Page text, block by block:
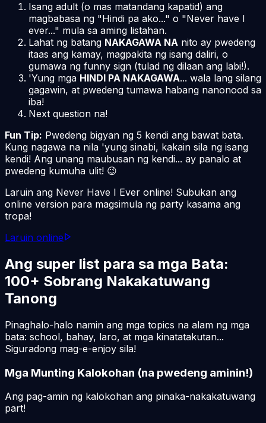
Isang adult (o mas matandang kapatid) ang
magbabasa ng "Hindi pa ako..." o "Never have I
ever..." mula sa aming listahan.
Lahat ng batang NAKAGAWA NA nito ay pwedeng
itaas ang kamay, magpakita ng isang daliri, o
gumawa ng funny sign (tulad ng dilaan ang labi!).
'Yung mga HINDI PA NAKAGAWA... wala lang silang
gagawin, at pwedeng tumawa habang nanonood sa
iba!
Next question na!
Fun Tip: Pwedeng bigyan ng 5 kendi ang bawat bata.
Kung nagawa na nila 'yung sinabi, kakain sila ng isang
kendi! Ang unang maubusan ng kendi... ay panalo at
pwedeng kumuha ulit! 😉
Laruin ang Never Have I Ever online! Subukan ang
online version para magsimula ng party kasama ang
tropa!
Laruin online
Ang super list para sa mga Bata:
100+ Sobrang Nakakatuwang
Tanong
Pinaghalo-halo namin ang mga topics na alam ng mga
bata: school, bahay, laro, at mga kinatatakutan...
Siguradong mag-e-enjoy sila!
Mga Munting Kalokohan (na pwedeng aminin!)
Ang pag-amin ng kalokohan ang pinaka-nakakatuwang
part!